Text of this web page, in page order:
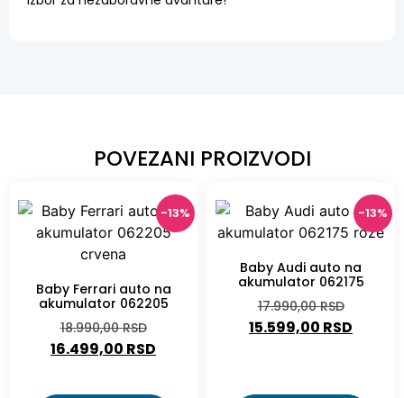
POVEZANI PROIZVODI
-13%
Baby Ferrari auto na
akumulator 062205
18.990,00RSD
16.499,00 RSD
-13%
Baby Audi auto na
akumulator 062175
17.990,00RSD
15.599,00 RSD